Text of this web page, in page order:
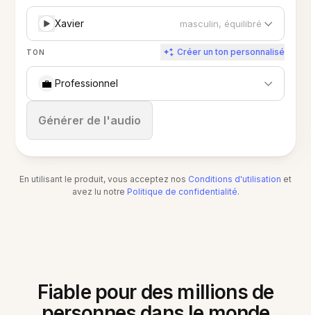
Xavier masculin, équilibré
TON Créer un ton personnalisé
💼 Professionnel
Générer de l'audio
Arrêter
En utilisant le produit, vous acceptez nos Conditions d'utilisation et
avez lu notre Politique de confidentialité.
Fiable pour des millions de